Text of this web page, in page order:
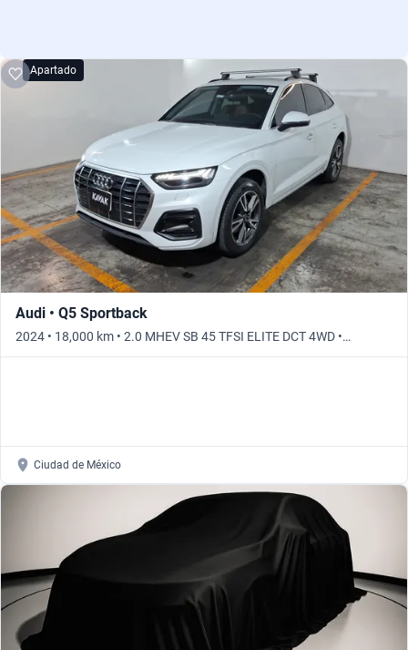
Apartado
Audi • Q5 Sportback
2024 • 18,000 km • 2.0 MHEV SB 45 TFSI ELITE DCT 4WD •
Automático
Ciudad de México